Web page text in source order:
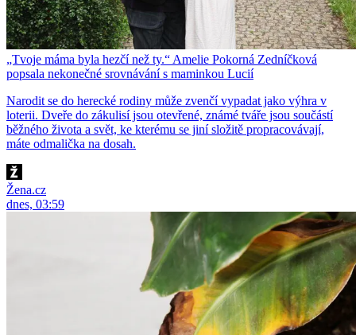
„Tvoje máma byla hezčí než ty.“ Amelie Pokorná Zedníčková
popsala nekonečné srovnávání s maminkou Lucií
Narodit se do herecké rodiny může zvenčí vypadat jako výhra v
loterii. Dveře do zákulisí jsou otevřené, známé tváře jsou součástí
běžného života a svět, ke kterému se jiní složitě propracovávají,
máte odmalička na dosah.
Žena.cz
dnes, 03:59